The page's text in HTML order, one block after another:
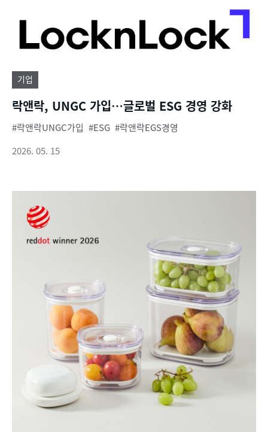
기업
락앤락, UNGC 가입…글로벌 ESG 경영 강화
락앤락UNGC가입 ESG
락앤락EGS경영
2026. 05. 15